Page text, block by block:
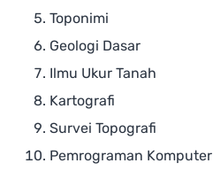
Toponimi
Geologi Dasar
Ilmu Ukur Tanah
Kartografi
Survei Topografi
Pemrograman Komputer